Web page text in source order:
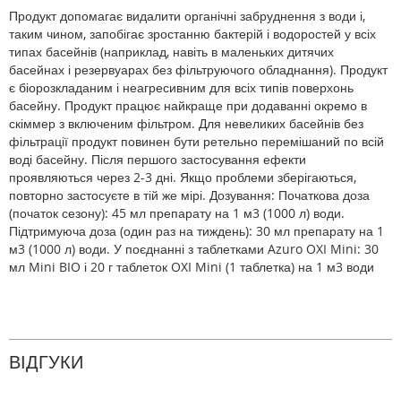
Продукт допомагає видалити органічні забруднення з води і,
таким чином, запобігає зростанню бактерій і водоростей у всіх
типах басейнів (наприклад, навіть в маленьких дитячих
басейнах і резервуарах без фільтруючого обладнання). Продукт
є біорозкладаним і неагресивним для всіх типів поверхонь
басейну. Продукт працює найкраще при додаванні окремо в
скіммер з включеним фільтром. Для невеликих басейнів без
фільтрації продукт повинен бути ретельно перемішаний по всій
воді басейну. Після першого застосування ефекти
проявляються через 2-3 дні. Якщо проблеми зберігаються,
повторно застосуєте в тій же мірі. Дозування: Початкова доза
(початок сезону): 45 мл препарату на 1 м3 (1000 л) води.
Підтримуюча доза (один раз на тиждень): 30 мл препарату на 1
м3 (1000 л) води. У поєднанні з таблетками Azuro OXI Mini: 30
мл Mini BIO і 20 г таблеток OXI Mini (1 таблетка) на 1 м3 води
ВІДГУКИ